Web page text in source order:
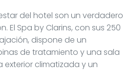
del hotel son un verdadero
El Spa by Clarins, con sus 250
dispone de un
de tratamiento y una sala
exterior climatizada y un